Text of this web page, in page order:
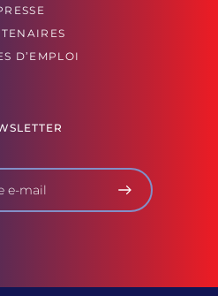
D’EMPLOI